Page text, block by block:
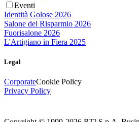
Eventi
Identità Golose 2026
Salone del Risparmio 2026
Fuorisalone 2026
L'Artigiano in Fiera 2025
Legal
CorporateCookie Policy
Privacy Policy